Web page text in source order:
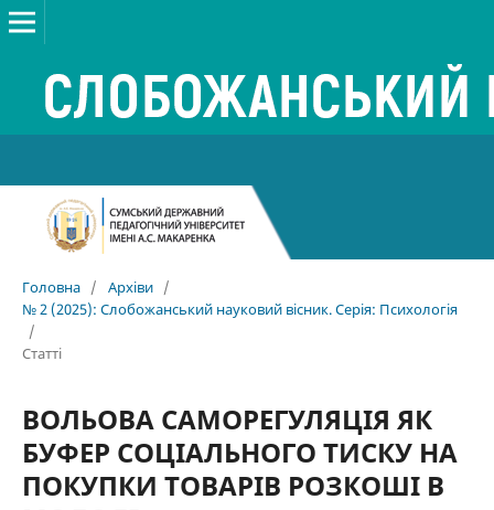
Головна / Архіви /
№ 2 (2025): Слобожанський науковий вісник. Серія: Психологія
/
Статті
ВОЛЬОВА САМОРЕГУЛЯЦІЯ ЯК
БУФЕР СОЦІАЛЬНОГО ТИСКУ НА
ПОКУПКИ ТОВАРІВ РОЗКОШІ В